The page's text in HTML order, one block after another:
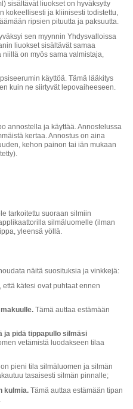
sisältävät liuokset on hyväksytty
kokeellisesti ja kliinisesti todistettu,
ripsien pituutta ja paksuutta.
sen myynnin Yhdysvalloissa
liuokset sisältävät samaa
on myös sama valmistaja,
käyttöä. Tämä lääkitys
kuin ne siirtyvät lepovaiheeseen.
annostella ja käyttää. Annostelussa
kertaa. Annostus on aina
kehon painon tai iän mukaan
tarkoitettu suoraan silmiin
silmäluomelle (ilman
yleensä yöllä.
näitä suosituksia ja vinkkejä:
että kätesi ovat puhtaat ennen
Tämä auttaa estämään
ja pidä tippapullo silmäsi
vetämistä luodakseen tilaa
pieni tila silmäluomen ja silmän
tasaisesti silmän pinnalle;
kulmia.Tämä auttaa estämään tipan